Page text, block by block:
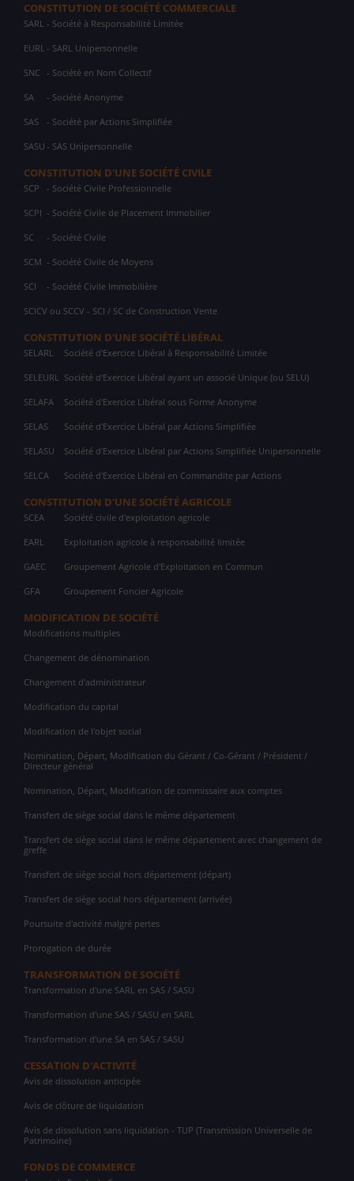
CONSTITUTION DE SOCIÉTÉ COMMERCIALE
SARL - Société à Responsabilité Limitée
EURL - SARL Unipersonnelle
SNC - Société en Nom Collectif
SA - Société Anonyme
SAS - Société par Actions Simplifiée
SASU - SAS Unipersonnelle
CONSTITUTION D'UNE SOCIÉTÉ CIVILE
SCP - Société Civile Professionnelle
SCPI - Société Civile de Placement Immobilier
SC - Société Civile
SCM - Société Civile de Moyens
SCI - Société Civile Immobilière
SCICV ou SCCV - SCI / SC de Construction Vente
CONSTITUTION D'UNE SOCIÉTÉ LIBÉRAL
SELARL Société d'Exercice Libéral à Responsabilité Limitée
SELEURL Société d'Exercice Libéral ayant un associé Unique (ou SELU)
SELAFA Société d'Exercice Libéral sous Forme Anonyme
SELAS Société d'Exercice Libéral par Actions Simplifiée
SELASU Société d'Exercice Libéral par Actions Simplifiée Unipersonnelle
SELCA Société d'Exercice Libéral en Commandite par Actions
CONSTITUTION D'UNE SOCIÉTÉ AGRICOLE
SCEA Société civile d'exploitation agricole
EARL Exploitation agricole à responsabilité limitée
GAEC Groupement Agricole d'Exploitation en Commun
GFA Groupement Foncier Agricole
MODIFICATION DE SOCIÉTÉ
Modifications multiples
Changement de dénomination
Changement d'administrateur
Modification du capital
Modification de l'objet social
Nomination, Départ, Modification du Gérant / Co-Gérant / Président /
Directeur général
Nomination, Départ, Modification de commissaire aux comptes
Transfert de siège social dans le même département
Transfert de siège social dans le même département avec changement de
greffe
Transfert de siège social hors département (départ)
Transfert de siège social hors département (arrivée)
Poursuite d'activité malgré pertes
Prorogation de durée
TRANSFORMATION DE SOCIÉTÉ
Transformation d'une SARL en SAS / SASU
Transformation d'une SAS / SASU en SARL
Transformation d'une SA en SAS / SASU
CESSATION D'ACTIVITÉ
Avis de dissolution anticipée
Avis de clôture de liquidation
Avis de dissolution sans liquidation - TUP (Transmission Universelle de
Patrimoine)
FONDS DE COMMERCE